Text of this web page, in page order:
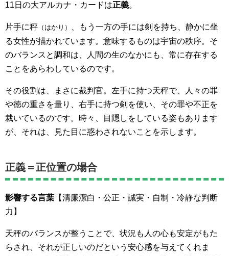
11日の大アルカナ・カードは正義。
片手に秤 （はかり）
、もう一方の手には剣を持ち、静かに坐
る女性が描かれています。意味するものは宇宙の秩序。そ
のバランスと調和は、人間の生のなかにも、常に存在する
ことをあらわしているのです。
その役割は、まさに裁判官。左手に持つ天秤で、人々の罪
や徳の重さを量り、右手に持つ剣を使い、その罪や不正を
裁いているのです。時々、目隠しをしている姿もあります
が、それは、見た目に惑わされないことを示します。
正義＝正位置の場合
影響する言葉 【清廉潔白・公正・誠実・自制・冷静な判断
力】
天秤のバランスが整うことで、状況も人の心も安定がもた
らされ、それが正しいのだという安心感を与えてくれま